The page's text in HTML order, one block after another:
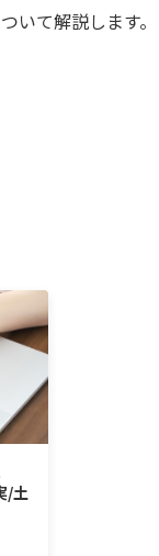
て解説します。
/土